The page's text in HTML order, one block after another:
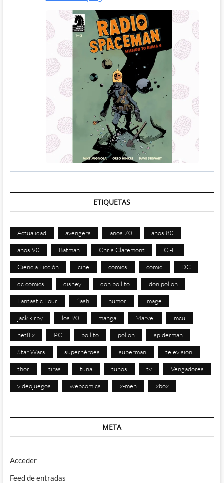
ETIQUETAS
Actualidad avengers años 70 años 80
años 90 Batman Chris Claremont Ci-Fi
Ciencia Ficción cine comics cómic DC
dc comics disney don pollito don pollon
Fantastic Four flash humor image
jack kirby los 90 manga Marvel mcu
netflix PC pollito pollon spiderman
Star Wars superhéroes superman televisión
thor tiras tuna tunos tv Vengadores
videojuegos webcomics x-men xbox
META
Acceder
Feed de entradas